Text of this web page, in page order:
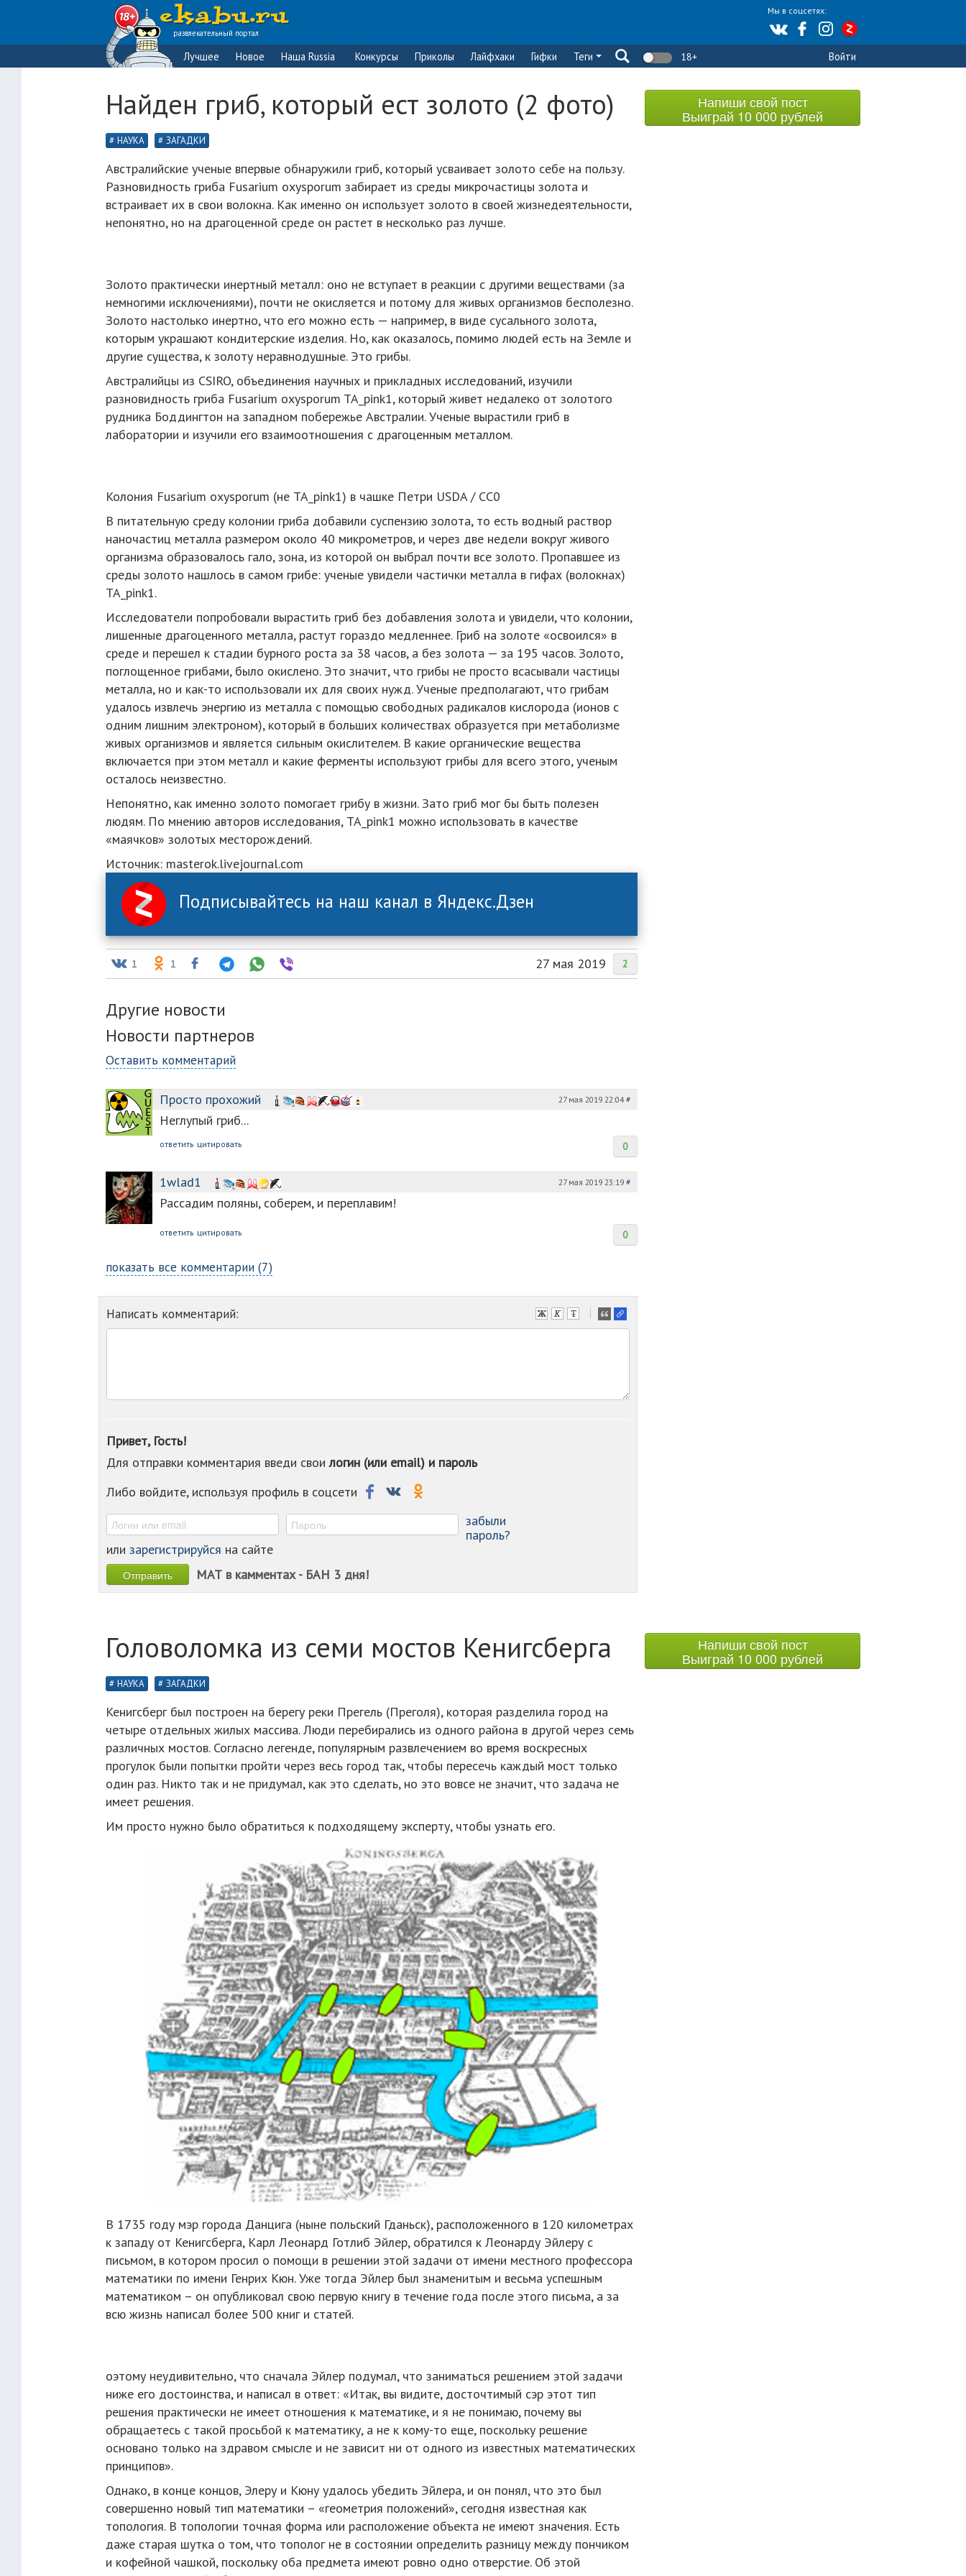
Мы в соцсетях:
развлекательный портал
Лучшее Новое Наша Russia Конкурсы Приколы Лайфхаки Гифки Теги 18+ Войти
Найден гриб, который ест золото (2 фото)
НАУКА ЗАГАДКИ
Австралийские ученые впервые обнаружили гриб, который усваивает золото себе на пользу.
Разновидность гриба Fusarium oxysporum забирает из среды микрочастицы золота и
встраивает их в свои волокна. Как именно он использует золото в своей жизнедеятельности,
непонятно, но на драгоценной среде он растет в несколько раз лучше.
Золото практически инертный металл: оно не вступает в реакции с другими веществами (за
немногими исключениями), почти не окисляется и потому для живых организмов бесполезно.
Золото настолько инертно, что его можно есть — например, в виде сусального золота,
которым украшают кондитерские изделия. Но, как оказалось, помимо людей есть на Земле и
другие существа, к золоту неравнодушные. Это грибы.
Австралийцы из CSIRO, объединения научных и прикладных исследований, изучили
разновидность гриба Fusarium oxysporum TA_pink1, который живет недалеко от золотого
рудника Боддингтон на западном побережье Австралии. Ученые вырастили гриб в
лаборатории и изучили его взаимоотношения с драгоценным металлом.
Колония Fusarium oxysporum (не TA_pink1) в чашке Петри USDA / CC0
В питательную среду колонии гриба добавили суспензию золота, то есть водный раствор
наночастиц металла размером около 40 микрометров, и через две недели вокруг живого
организма образовалось гало, зона, из которой он выбрал почти все золото. Пропавшее из
среды золото нашлось в самом грибе: ученые увидели частички металла в гифах (волокнах)
TA_pink1.
Исследователи попробовали вырастить гриб без добавления золота и увидели, что колонии,
лишенные драгоценного металла, растут гораздо медленнее. Гриб на золоте «освоился» в
среде и перешел к стадии бурного роста за 38 часов, а без золота — за 195 часов. Золото,
поглощенное грибами, было окислено. Это значит, что грибы не просто всасывали частицы
металла, но и как-то использовали их для своих нужд. Ученые предполагают, что грибам
удалось извлечь энергию из металла с помощью свободных радикалов кислорода (ионов с
одним лишним электроном), который в больших количествах образуется при метаболизме
живых организмов и является сильным окислителем. В какие органические вещества
включается при этом металл и какие ферменты используют грибы для всего этого, ученым
осталось неизвестно.
Непонятно, как именно золото помогает грибу в жизни. Зато гриб мог бы быть полезен
людям. По мнению авторов исследования, TA_pink1 можно использовать в качестве
«маячков» золотых месторождений.
Источник: masterok.livejournal.com
Подписывайтесь на наш канал в Яндекс.Дзен
2
27 мая 2019
1 1
Другие новости
Новости партнеров
Оставить комментарий
Просто прохожий 27 мая 2019 22:04#
Неглупый гриб...
0
ответить цитировать
1wlad1 27 мая 2019 23:19 #
Рассадим поляны, соберем, и переплавим!
0
ответить цитировать
показать все комментарии (7)
Написать комментарий:
-
-
-
Привет, Гость!
Для отправки комментария введи своилогин (или email) и пароль
Либо войдите, используя профиль в соцсети
забыли
пароль?
или зарегистрируйся на сайте
МАТ в камментах - БАН 3 дня!
Напиши свой пост
Выиграй 10 000 рублей
Головоломка из семи мостов Кенигсберга
НАУКА ЗАГАДКИ
Кенигсберг был построен на берегу реки Прегель (Преголя), которая разделила город на
четыре отдельных жилых массива. Люди перебирались из одного района в другой через семь
различных мостов. Согласно легенде, популярным развлечением во время воскресных
прогулок были попытки пройти через весь город так, чтобы пересечь каждый мост только
один раз. Никто так и не придумал, как это сделать, но это вовсе не значит, что задача не
имеет решения.
Им просто нужно было обратиться к подходящему эксперту, чтобы узнать его.
В 1735 году мэр города Данцига (ныне польский Гданьск), расположенного в 120 километрах
к западу от Кенигсберга, Карл Леонард Готлиб Эйлер, обратился к Леонарду Эйлеру с
письмом, в котором просил о помощи в решении этой задачи от имени местного профессора
математики по имени Генрих Кюн. Уже тогда Эйлер был знаменитым и весьма успешным
математиком – он опубликовал свою первую книгу в течение года после этого письма, а за
всю жизнь написал более 500 книг и статей.
оэтому неудивительно, что сначала Эйлер подумал, что заниматься решением этой задачи
ниже его достоинства, и написал в ответ: «Итак, вы видите, досточтимый сэр этот тип
решения практически не имеет отношения к математике, и я не понимаю, почему вы
обращаетесь с такой просьбой к математику, а не к кому-то еще, поскольку решение
основано только на здравом смысле и не зависит ни от одного из известных математических
принципов».
Однако, в конце концов, Элеру и Кюну удалось убедить Эйлера, и он понял, что это был
совершенно новый тип математики – «геометрия положений», сегодня известная как
топология. В топологии точная форма или расположение объекта не имеют значения. Есть
даже старая шутка о том, что тополог не в состоянии определить разницу между пончиком
и кофейной чашкой, поскольку оба предмета имеют ровно одно отверстие. Об этой
Напиши свой пост
Выиграй 10 000 рублей